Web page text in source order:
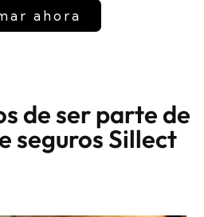
ahora
de ser parte de
seguros Sillect